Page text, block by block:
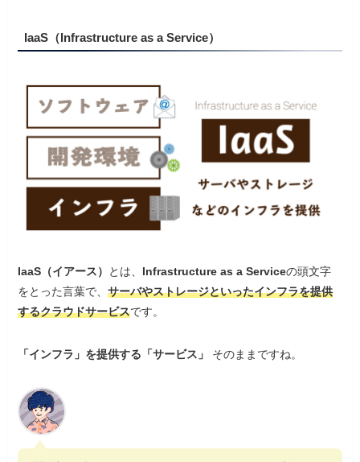
IaaS（Infrastructure as a Service）
IaaS（イアース） とは、 Infrastructure as a Serviceの頭文字
をとった言葉で、サーバやストレージといったインフラを提供
するクラウドサービスです。
「インフラ」を提供する「サービス」 そのままですね。